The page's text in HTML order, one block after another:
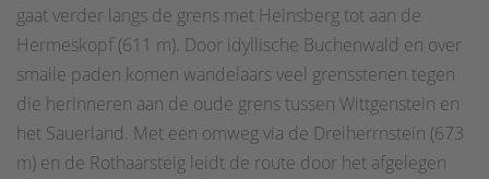
gaat verder langs de grens met Heinsberg tot aan de
Hermeskopf (611 m). Door idyllische Buchenwald en over
smalle paden komen wandelaars veel grensstenen tegen
die herinneren aan de oude grens tussen Wittgenstein en
het Sauerland. Met een omweg via de Dreiherrnstein (673
m) en de Rothaarsteig leidt de route door het afgelegen